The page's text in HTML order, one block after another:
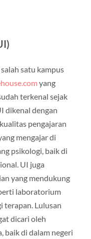
satu kampus
yang
terkenal sejak
dikenal dengan
pengajaran
mengajar di
psikologi, baik di
UI juga
yang mendukung
laboratorium
terapan. Lulusan
dicari oleh
baik di dalam negeri